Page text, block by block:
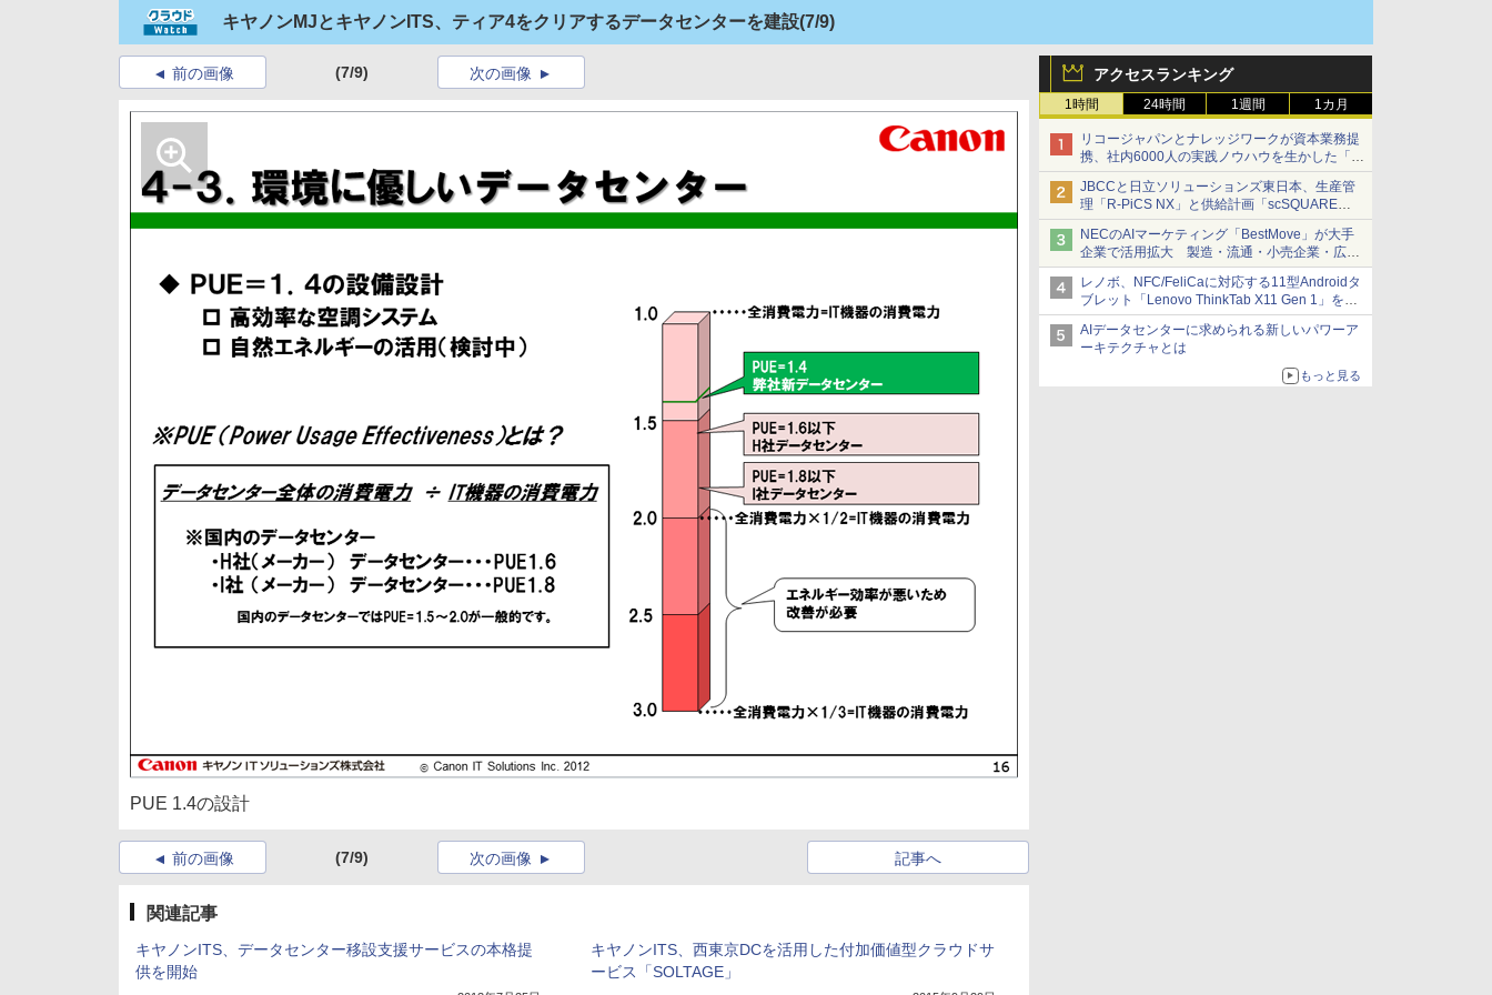
キヤノンMJとキヤノンITS、ティア4をクリアするデータセンターを建設(7/9)
アクセスランキング
1時間 24時間 1週間 1カ月
リコージャパンとナレッジワークが資本業務提
携、社内6000人の実践ノウハウを生かした「AI
商談記録 for RICOH」を展開へ
JBCCと日立ソリューションズ東日本、生産管
理「R-PiCS NX」と供給計画「scSQUARE
ISP」の連携サービスを提供開始
NECのAIマーケティング「BestMove」が大手
企業で活用拡大 製造・流通・小売企業・広告
代理店などが実装フェーズへ
レノボ、NFC/FeliCaに対応する11型Androidタ
ブレット「Lenovo ThinkTab X11 Gen 1」を発
売
AIデータセンターに求められる新しいパワーア
ーキテクチャとは
もっと見る
前の画像 (7/9) 次の画像
PUE 1.4の設計
前の画像 (7/9) 記事へ
次の画像
関連記事
キヤノンITS、データセンター移設支援サービスの本格提
供を開始
キヤノンITS、西東京DCを活用した付加価値型クラウドサ
ービス「SOLTAGE」